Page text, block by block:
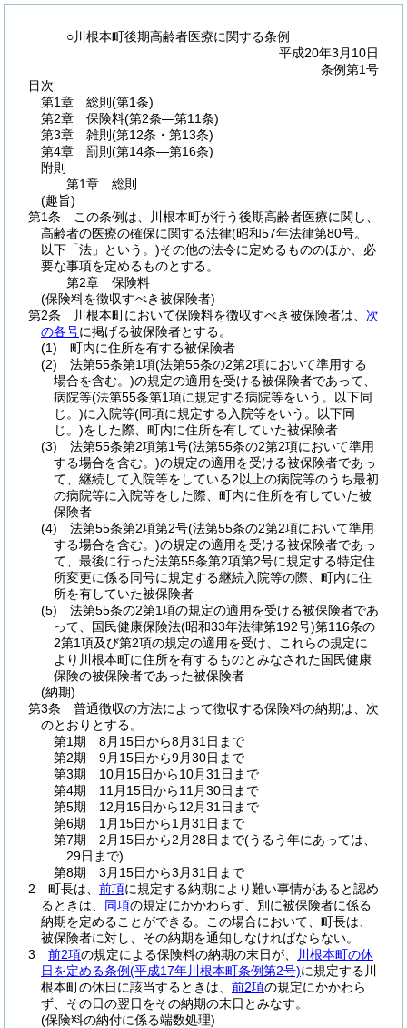
○川根本町後期高齢者医療に関する条例
平成20年3月10日
条例第1号
目次
第1章
総則 (第1条)
第2章
保険料(第2条―第11条)
第3章
雑則 (第12条・第13条)
第4章
罰則 (第14条―第16条)
附則
第1章
総則
(趣旨)
第1条
この条例は、川根本町が行う後期高齢者医療に関し、
高齢者の医療の確保に関する法律(昭和57年法律第80号。
以下「法」という。)その他の法令に定めるもののほか、必
要な事項を定めるものとする。
第2章
保険料
(保険料を徴収すべき被保険者)
第2条
川根本町において保険料を徴収すべき被保険者は、 次
の各号に掲げる被保険者とする。
(1)
町内に住所を有する被保険者
(2)
法第55条第1項(法第55条の2第2項において準用する
場合を含む。)の規定の適用を受ける被保険者であって、
病院等(法第55条第1項に規定する病院等をいう。以下同
じ。)に入院等(同項に規定する入院等をいう。以下同
じ。)をした際、町内に住所を有していた被保険者
(3)
法第55条第2項第1号(法第55条の2第2項において準用
する場合を含む。)の規定の適用を受ける被保険者であっ
て、継続して入院等をしている2以上の病院等のうち最初
の病院等に入院等をした際、町内に住所を有していた被
保険者
(4)
法第55条第2項第2号(法第55条の2第2項において準用
する場合を含む。)の規定の適用を受ける被保険者であっ
て、最後に行った法第55条第2項第2号に規定する特定住
所変更に係る同号に規定する継続入院等の際、町内に住
所を有していた被保険者
(5)
法第55条の2第1項の規定の適用を受ける被保険者であ
って、国民健康保険法(昭和33年法律第192号)第116条の
2第1項及び第2項の規定の適用を受け、これらの規定に
より川根本町に住所を有するものとみなされた国民健康
保険の被保険者であった被保険者
(納期)
第3条
普通徴収の方法によって徴収する保険料の納期は、次
のとおりとする。
第1期 8月15日から8月31日まで
第2期 9月15日から9月30日まで
第3期 10月15日から10月31日まで
第4期 11月15日から11月30日まで
第5期 12月15日から12月31日まで
第6期 1月15日から1月31日まで
第7期 2月15日から2月28日まで(うるう年にあっては、
29日まで)
第8期 3月15日から3月31日まで
2
町長は、 前項に規定する納期により難い事情があると認め
るときは、 同項の規定にかかわらず、別に被保険者に係る
納期を定めることができる。
この場合において、町長は、
被保険者に対し、その納期を通知しなければならない。
3
前2項の規定による保険料の納期の末日が、
川根本町の休
日を定める条例(平成17年川根本町条例第2号)に規定する川
根本町の休日に該当するときは、 前2項の規定にかかわら
ず、その日の翌日をその納期の末日とみなす。
(保険料の納付に係る端数処理)